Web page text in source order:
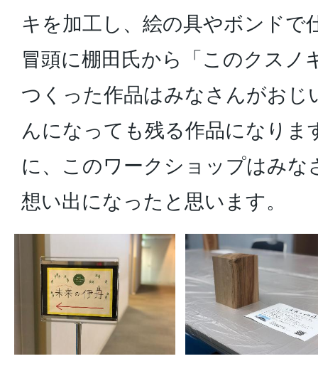
キを加工し、絵の具やボンドで
冒頭に棚田氏から「このクスノ
つくった作品はみなさんがおじ
んになっても残る作品になりま
に、このワークショップはみな
想い出になったと思います。